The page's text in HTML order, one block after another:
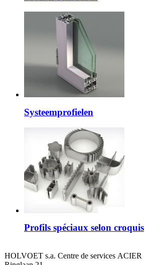
Systeemprofielen
Profils spéciaux selon croquis
HOLVOET s.a. Centre de services ACIER